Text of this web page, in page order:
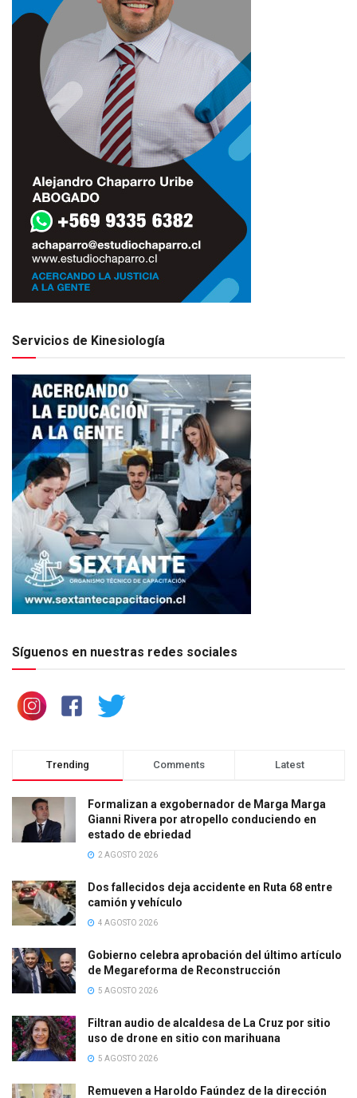
Servicios de Kinesiología
Síguenos en nuestras redes sociales
Trending Comments Latest
Formalizan a exgobernador de Marga Marga
Gianni Rivera por atropello conduciendo en
estado de ebriedad
2 AGOSTO 2026
Dos fallecidos deja accidente en Ruta 68 entre
camión y vehículo
4 AGOSTO 2026
Gobierno celebra aprobación del último artículo
de Megareforma de Reconstrucción
5 AGOSTO 2026
Filtran audio de alcaldesa de La Cruz por sitio
uso de drone en sitio con marihuana
5 AGOSTO 2026
Remueven a Haroldo Faúndez de la dirección